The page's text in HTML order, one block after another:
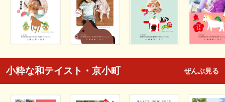
小粋な和テイスト・京小町 ぜんぶ見る